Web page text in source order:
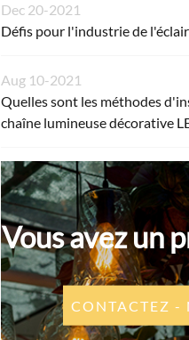
Dec 20-2021
Défis pour l'industrie de
Aug 10-2021
Quelles sont les méthodes
chaîne lumineuse décorative
Vous avez un
CONTACTEZ -